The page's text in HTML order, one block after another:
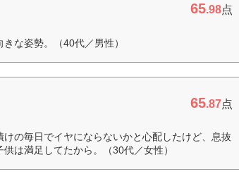
65.98点
な姿勢。（40代／男性）
65.87点
の毎日でイヤにならないかと心配したけど、息抜
は満足してたから。（30代／女性）